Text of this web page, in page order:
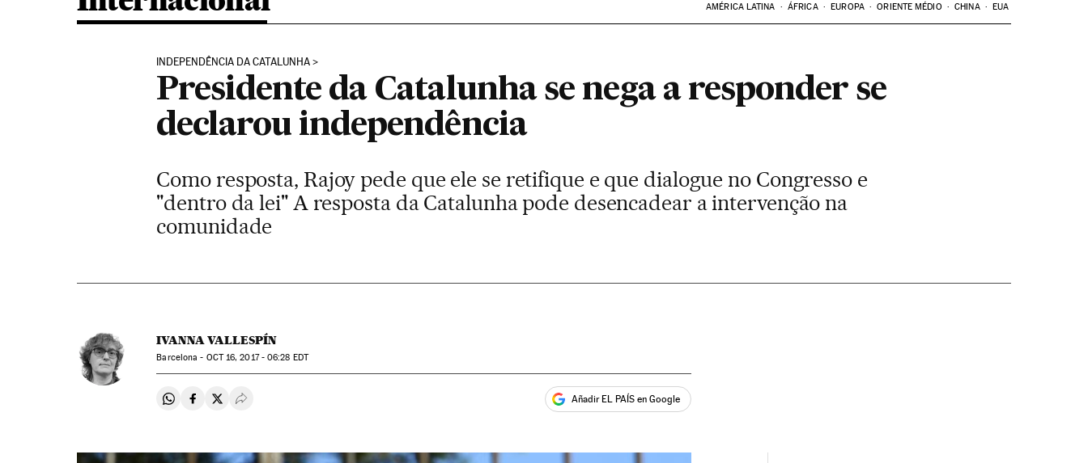
AMÉRICA LATINA ÁFRICA EUROPA ORIENTE MÉDIO CHINA EUA
INDEPENDÊNCIA DA CATALUNHA
Presidente da Catalunha se nega a responder se
declarou independência
Como resposta, Rajoy pede que ele se retifique e que dialogue no Congresso e
"dentro da lei" A resposta da Catalunha pode desencadear a intervenção na
comunidade
IVANNA VALLESPÍN
Barcelona - OCT16, 2017 - 06:28 EDT
Compartir en Whatsapp
Compartir en Facebook
Compartir en Twitter
Desplegar Redes Sociales Añadir EL PAÍS en Google